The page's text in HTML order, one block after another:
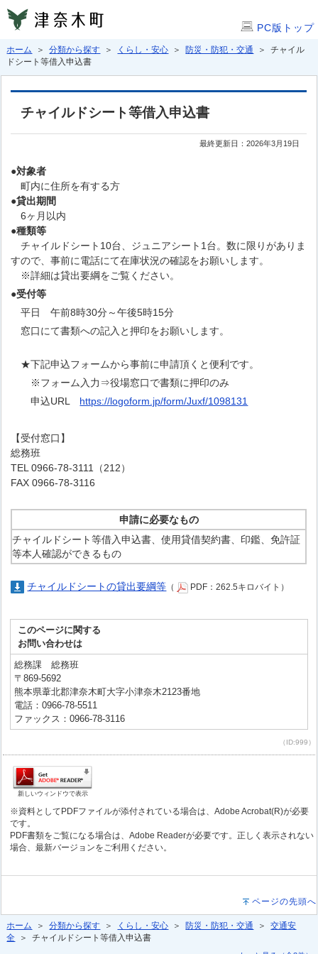
PC版トップ
ホーム ＞分類から探す ＞ くらし・安心 ＞ 防災・防犯・交通
＞ チャイル
ドシート等借入申込書
チャイルドシート等借入申込書
最終更新日：2026年3月19日
●対象者
町内に住所を有する方
●貸出期間
6ヶ月以内
●種類等
チャイルドシート10台、ジュニアシート1台。数に限りがありま
すので、事前に電話にて在庫状況の確認をお願いします。
※詳細は貸出要綱をご覧ください。
●受付等
平日 午前8時30分～午後5時15分
窓口にて書類への記入と押印をお願いします。
★下記申込フォームから事前に申請頂くと便利です。
※フォーム入力⇒役場窓口で書類に押印のみ
申込URL https://logoform.jp/form/Juxf/1098131
【受付窓口】
総務班
TEL 0966-78-3111（212）
FAX 0966-78-3116
申請に必要なもの
チャイルドシート等借入申込書、使用貸借契約書、印鑑、免許証
等本人確認ができるもの
チャイルドシートの貸出要綱等 （ PDF：262.5キロバイト）
このページに関する
お問い合わせは
総務課 総務班
〒869-5692
熊本県葦北郡津奈木町大字小津奈木2123番地
電話：0966-78-5511
ファックス：0966-78-3116
（ID:999）
新しいウィンドウで表示
※資料としてPDFファイルが添付されている場合は、Adobe Acrobat(R)が必要
です。
PDF書類をご覧になる場合は、Adobe Readerが必要です。正しく表示されない
場合、最新バージョンをご利用ください。
ページの先頭へ
ホーム ＞分類から探す ＞ くらし・安心 ＞ 防災・防犯・交通 ＞交通安
全 ＞ チャイルドシート等借入申込書